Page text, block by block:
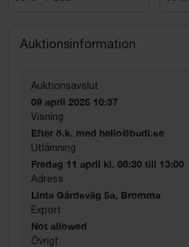
Auktionsinformation
Auktionsavslut
09 april 2025 10:37
Visning
Efter ö.k. med hello@budi.se
Utlämning
Fredag 11 april kl. 08:30 till 13:00
Adress
Linta Gårdsväg 5a, Bromma
Export
Not allowed
Övrigt